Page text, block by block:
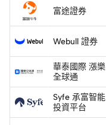
富途證券
Webull 證券
華泰國際 漲樂
全球通
Syfe 承富智能
投資平台